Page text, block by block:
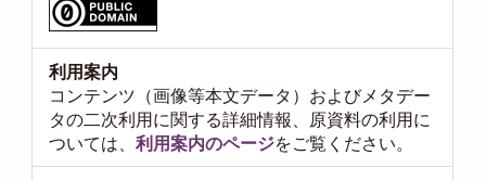
利用案内
コンテンツ（画像等本文データ）およびメタデー
タの二次利用に関する詳細情報、原資料の利用に
ついては、利用案内のページをご覧ください。